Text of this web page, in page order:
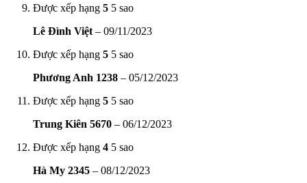
Được xếp hạng 5 5 sao
Lê Đình Việt – 09/11/2023
Được xếp hạng 5 5 sao
Phương Anh 1238 – 05/12/2023
Được xếp hạng 5 5 sao
Trung Kiên 5670 – 06/12/2023
Được xếp hạng 4 5 sao
Hà My 2345 – 08/12/2023